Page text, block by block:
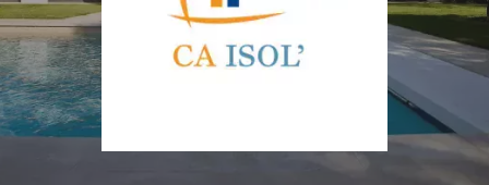
BOIS
PORTES D’ENTRÉELES INTEMPORELLES
VOLETS ROULANTS
PERGOLAS